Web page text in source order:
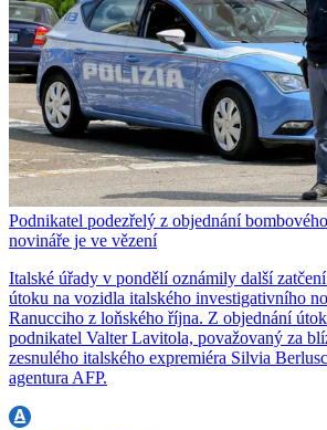
Podnikatel podezřelý z objednání
novináře je ve vězení
Italské úřady v pondělí oznámily další
útoku na vozidla italského investigativního
Ranucciho z loňského října. Z objednání
podnikatel Valter Lavitola, považovaný za
zesnulého italského expremiéra Silvia
agentura AFP.